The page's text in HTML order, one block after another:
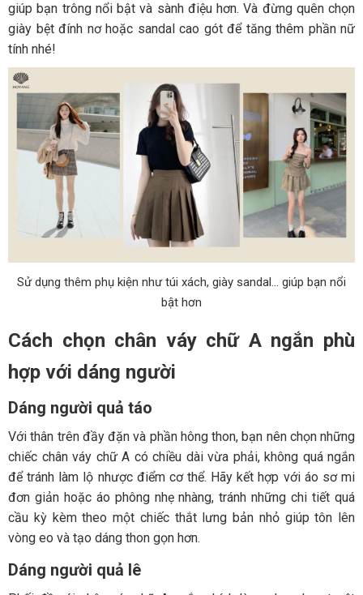
giúp bạn trông nổi bật và sành điệu hơn. Và đừng quên chọn
giày bệt đính nơ hoặc sandal cao gót để tăng thêm phần nữ
tính nhé!
Sử dụng thêm phụ kiện như túi xách, giày sandal… giúp bạn nổi
bật hơn
Cách chọn chân váy chữ A ngắn phù
hợp với dáng người
Dáng người quả táo
Với thân trên đầy đặn và phần hông thon, bạn nên chọn những
chiếc chân váy chữ A có chiều dài vừa phải, không quá ngắn
để tránh làm lộ nhược điểm cơ thể. Hãy kết hợp với áo sơ mi
đơn giản hoặc áo phông nhẹ nhàng, tránh những chi tiết quá
cầu kỳ kèm theo một chiếc thắt lưng bản nhỏ giúp tôn lên
vòng eo và tạo dáng thon gọn hơn.
Dáng người quả lê